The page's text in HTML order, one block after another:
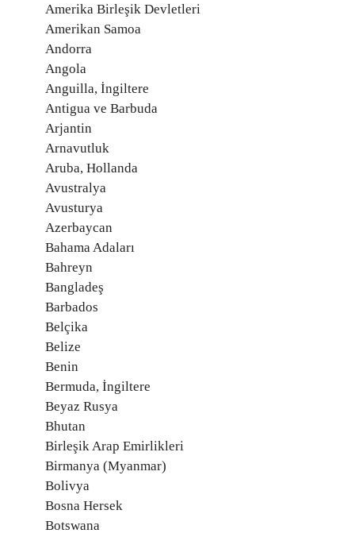
Amerika Birleşik Devletleri
Amerikan Samoa
Andorra
Angola
Anguilla, İngiltere
Antigua ve Barbuda
Arjantin
Arnavutluk
Aruba, Hollanda
Avustralya
Avusturya
Azerbaycan
Bahama Adaları
Bahreyn
Bangladeş
Barbados
Belçika
Belize
Benin
Bermuda, İngiltere
Beyaz Rusya
Bhutan
Birleşik Arap Emirlikleri
Birmanya (Myanmar)
Bolivya
Bosna Hersek
Botswana